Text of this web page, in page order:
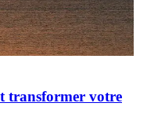
transformer votre